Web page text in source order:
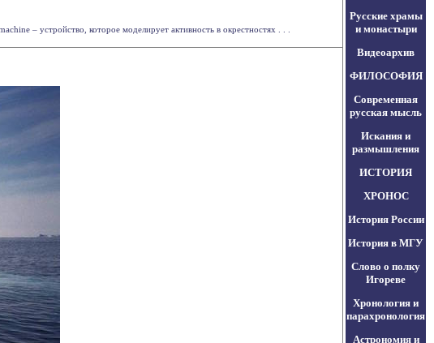
– устройство, которое моделирует активность в окрестностях . . .
Русские храмы
и монастыри
Видеоархив
ФИЛОСОФИЯ
Современная
русская мысль
Искания и
размышления
ИСТОРИЯ
ХРОНОС
История России
История в МГУ
Слово о полку
Игореве
Хронология и
парахронология
Астрономия и